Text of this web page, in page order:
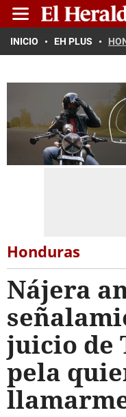
INICIO EH PLUS
Honduras
Nájera
juicio de
pela